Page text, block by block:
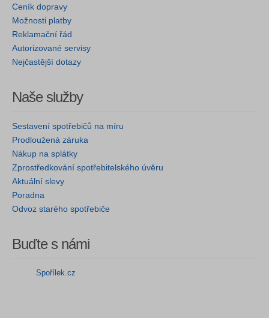
Ceník dopravy
Možnosti platby
Reklamační řád
Autorizované servisy
Nejčastější dotazy
Naše služby
Sestavení spotřebičů na míru
Prodloužená záruka
Nákup na splátky
Zprostředkování spotřebitelského úvěru
Aktuální slevy
Poradna
Odvoz starého spotřebiče
Buďte s námi
Spořílek.cz